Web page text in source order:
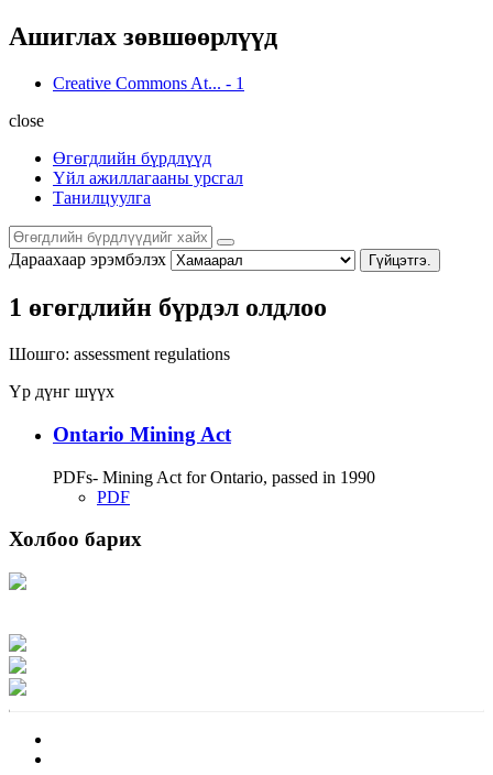
Ашиглах зөвшөөрлүүд
Creative Commons At... - 1
close
Өгөгдлийн бүрдлүүд
Үйл ажиллагааны урсгал
Танилцуулга
Дараахаар эрэмбэлэх Гүйцэтгэ.
1 өгөгдлийн бүрдэл олдлоо
Шошго: assessment regulations
Үр дүнг шүүх
Ontario Mining Act
PDFs- Mining Act for Ontario, passed in 1990
PDF
Холбоо барих